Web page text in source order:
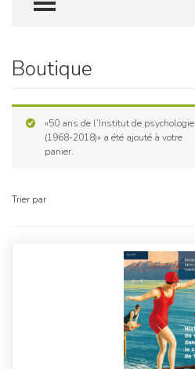
Skip
content
Boutique
«50 ans de l’Institut de psychologie
(1968-2018)» a été ajouté à votre
panier.
Trier par